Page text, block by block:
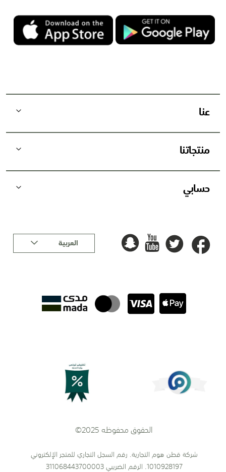
ن
ا
:
عنا
منتجاتنا
حسابي
لغة العربية
الحقوق محفوظه 2025©
شركة قطن هوم التجارية. رقم السجل التجاري للمتجر الإلكتروني
1010928197. الرقم الضريبي 311068443700003